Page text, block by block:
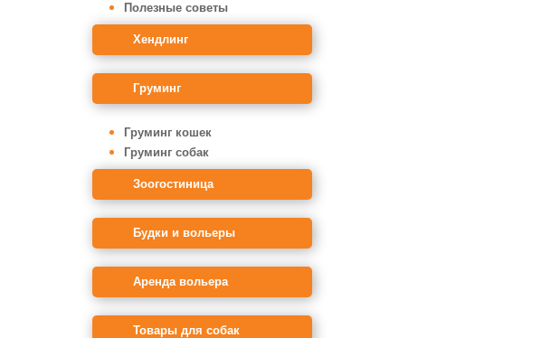
Полезные советы
Хендлинг
Груминг
Груминг кошек
Груминг собак
Зоогостиница
Будки и вольеры
Аренда вольера
Товары для собак